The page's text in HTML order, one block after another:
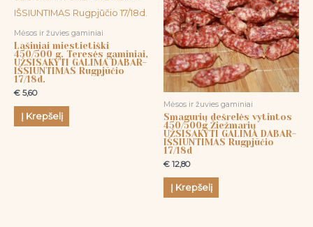
Mėsos ir žuvies gaminiai
Lašiniai miestietiški
450/500 g. Teresės gaminiai,
UŽSISAKYTI GALIMA DABAR-
IŠSIUNTIMAS Rugpjūčio
17/18d.
€ 5,60
Į Krepšelį
Mėsos ir žuvies gaminiai
Smagurių dešrelės vytintos
450/500g Žiežmarių
UŽSISAKYTI GALIMA DABAR-
IŠSIUNTIMAS Rugpjūčio
17/18d
€ 12,80
Į Krepšelį